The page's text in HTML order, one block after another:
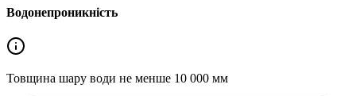
Водонепроникність
Товщина шару води не менше 10 000 мм